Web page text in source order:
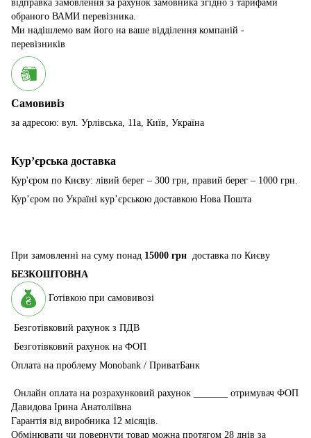
відправка замовлення за рахунок замовника згідно з тарифами
обраного ВАМИ перевізника.
Ми надішлемо вам його на ваше відділення компаній -
перевізників
Самовивіз
за адресою: вул. Урлівська, 11а, Київ, Україна
Курʼєрська доставка
Кур'єром по Києву: лівий берег – 300 грн, правий берег – 1000 грн.
Курʼєром по Україні курʼєрською доставкою Нова Пошта
При замовленні на суму понад 15000 грн доставка по Києву
БЕЗКОШТОВНА
Готівкою при самовивозі
Безготівковий рахунок з ПДВ
Безготівковий рахунок на ФОП
Оплата на проблему Monobank / ПриватБанк
Онлайн оплата на розрахунковий рахунок _______ отримувач ФОП
Давидова Ірина Анатоліївна
Гарантія від виробника 12 місяців.
Обмінювати чи повернути товар можна протягом 28 днів за